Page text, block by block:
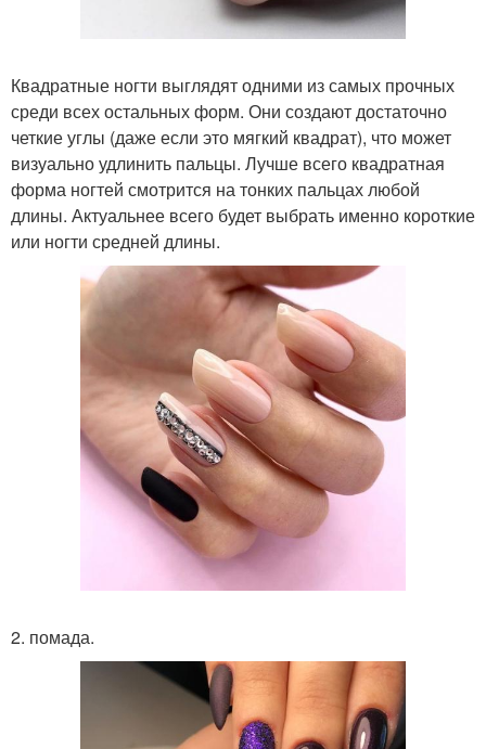
Квадратные ногти выглядят одними из самых прочных
среди всех остальных форм. Они создают достаточно
четкие углы (даже если это мягкий квадрат), что может
визуально удлинить пальцы. Лучше всего квадратная
форма ногтей смотрится на тонких пальцах любой
длины. Актуальнее всего будет выбрать именно короткие
или ногти средней длины.
2. помада.